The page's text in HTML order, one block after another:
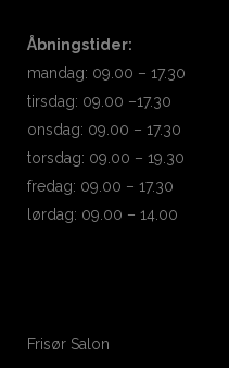
Åbningstider:
mandag: 09.00 – 17.30
tirsdag: 09.00 –17.30
onsdag: 09.00 – 17.30
torsdag: 09.00 – 19.30
fredag: 09.00 – 17.30
lørdag: 09.00 – 14.00
Frisør Salon